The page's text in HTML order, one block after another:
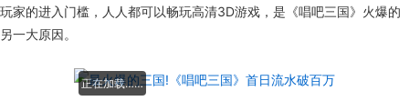
玩家的进入门槛，人人都可以畅玩高清3D游戏，是《唱吧三国》火爆的
另一大原因。
正在加载……